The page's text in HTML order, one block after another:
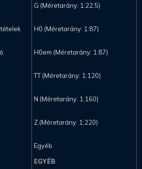
G (Méretarány: 1:22.5)
H0 (Méretarány: 1:87)
H0em (Méretarány: 1:87)
TT (Méretarány: 1:120)
N (Méretarány: 1:160)
Z (Méretarány: 1:220)
Egyéb
EGYÉB